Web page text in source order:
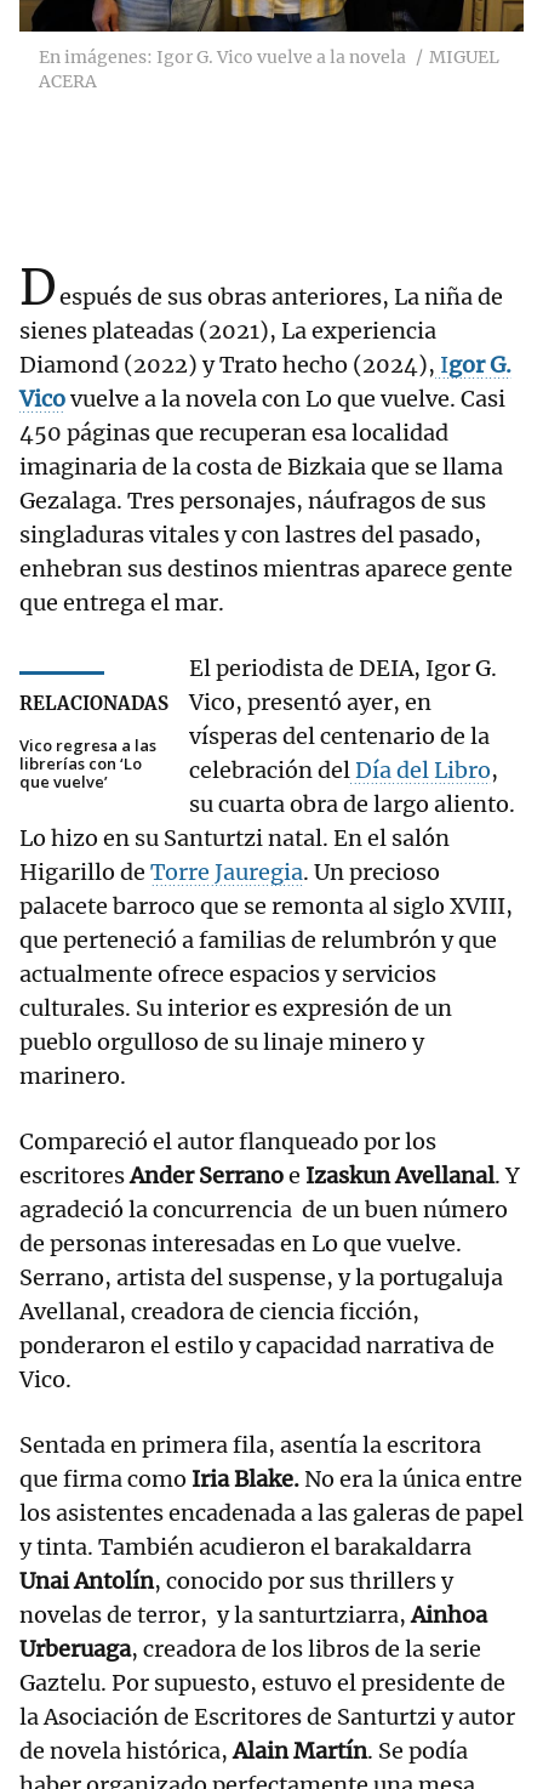
En imágenes: Igor G. Vico vuelve a la novela
MIGUEL
ACERA
Después de sus obras anteriores, La niña de
sienes plateadas (2021), La experiencia
Diamond (2022) y Trato hecho (2024), Igor G.
Vicovuelve a la novela con Lo que vuelve. Casi
450 páginas que recuperan esa localidad
imaginaria de la costa de Bizkaia que se llama
Gezalaga. Tres personajes, náufragos de sus
singladuras vitales y con lastres del pasado,
enhebran sus destinos mientras aparece gente
que entrega el mar.
RELACIONADAS
Vico regresa a las
librerías con ‘Lo
que vuelve’
El periodista de DEIA, Igor G.
Vico, presentó ayer, en
vísperas del centenario de la
celebración delDía del Libro,
su cuarta obra de largo aliento.
Lo hizo en su Santurtzi natal. En el salón
Higarillo de Torre Jauregia. Un precioso
palacete barroco que se remonta al siglo XVIII,
que perteneció a familias de relumbrón y que
actualmente ofrece espacios y servicios
culturales. Su interior es expresión de un
pueblo orgulloso de su linaje minero y
marinero.
Compareció el autor flanqueado por los
escritoresAnder Serranoe Izaskun Avellanal. Y
agradeció la concurrencia de un buen número
de personas interesadas en Lo que vuelve.
Serrano, artista del suspense, y la portugaluja
Avellanal, creadora de ciencia ficción,
ponderaron el estilo y capacidad narrativa de
Vico.
Sentada en primera fila, asentía la escritora
que firma como Iria Blake. No era la única entre
los asistentes encadenada a las galeras de papel
y tinta. También acudieron el barakaldarra
Unai Antolín, conocido por sus thrillers y
novelas de terror, y la santurtziarra,Ainhoa
Urberuaga, creadora de los libros de la serie
Gaztelu. Por supuesto, estuvo el presidente de
la Asociación de Escritores de Santurtzi y autor
de novela histórica,Alain Martín. Se podía